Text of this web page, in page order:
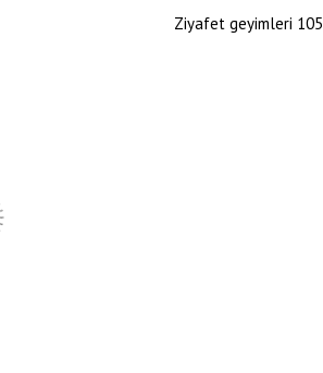
Ziyafet geyimleri 105